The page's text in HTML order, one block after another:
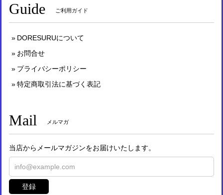
Guide ご利用ガイド
DORESURUについて
お問合せ
プライバシーポリシー
特定商取引法に基づく表記
Mail メルマガ
当店からメールマガジンをお届けいたします。
登録